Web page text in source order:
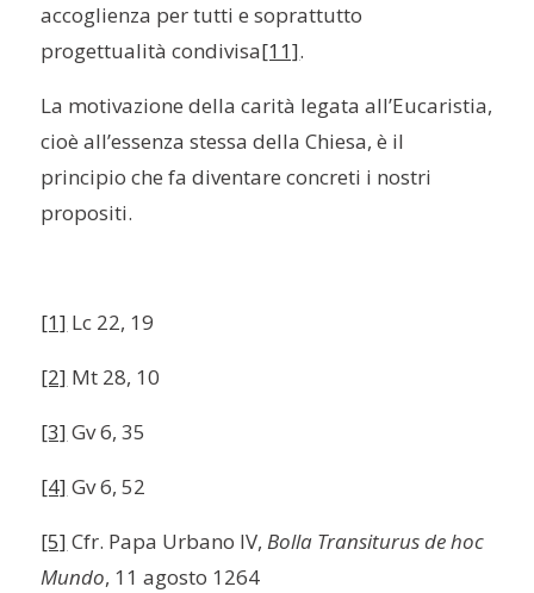
accoglienza per tutti e soprattutto
progettualità condivisa[11].
La motivazione della carità legata all’Eucaristia,
cioè all’essenza stessa della Chiesa, è il
principio che fa diventare concreti i nostri
propositi.
[1] Lc 22, 19
[2] Mt 28, 10
[3] Gv 6, 35
[4] Gv 6, 52
[5] Cfr. Papa Urbano IV,Bolla Transiturus de hoc
Mundo, 11 agosto 1264